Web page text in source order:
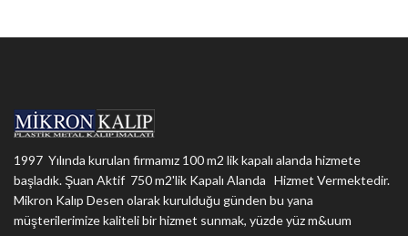
1997 Yılında kurulan firmamız 100 m2 lik kapalı alanda hizmete
başladık. Şuan Aktif 750 m2'lik Kapalı Alanda Hizmet Vermektedir.
Mikron Kalıp Desen olarak kurulduğu günden bu yana
müşterilerimize kaliteli bir hizmet sunmak, yüzde yüz m&uum